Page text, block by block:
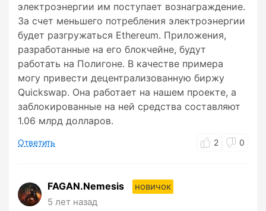
электроэнергии им поступает вознаграждение.
За счет меньшего потребления электроэнергии
будет разгружаться Ethereum. Приложения,
разработанные на его блокчейне, будут
работать на Полигоне. В качестве примера
могу привести децентрализованную биржу
Quickswap. Она работает на нашем проекте, а
заблокированные на ней средства составляют
1.06 млрд долларов.
Ответить 2 0
FAGAN.Nemesis
новичок
5 лет назад